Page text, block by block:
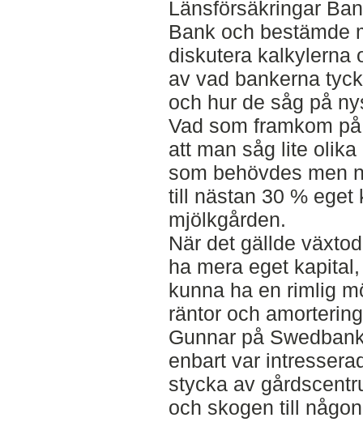
Länsförsäkringar
Bank och bestämde
diskutera kalkylerna
av vad bankerna
och hur de såg på
Vad som framkom
att man såg lite
som behövdes men
till nästan 30 % eget
mjölkgården.
När det gällde
ha mera eget
kunna ha en rimlig
räntor och
Gunnar på
enbart var
stycka av
och skogen till